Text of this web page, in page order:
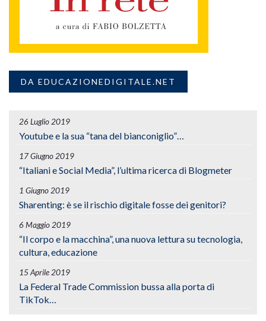
DA EDUCAZIONEDIGITALE.NET
26 Luglio 2019
Youtube e la sua “tana del bianconiglio”…
17 Giugno 2019
“Italiani e Social Media”, l’ultima ricerca di Blogmeter
1 Giugno 2019
Sharenting: è se il rischio digitale fosse dei genitori?
6 Maggio 2019
“Il corpo e la macchina”, una nuova lettura su tecnologia,
cultura, educazione
15 Aprile 2019
La Federal Trade Commission bussa alla porta di
TikTok…